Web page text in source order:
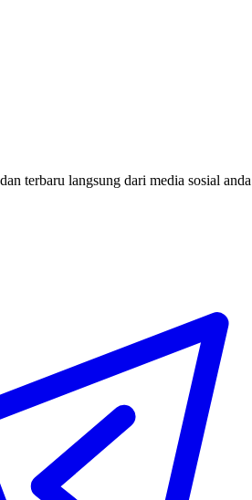
terbaru langsung dari media sosial anda